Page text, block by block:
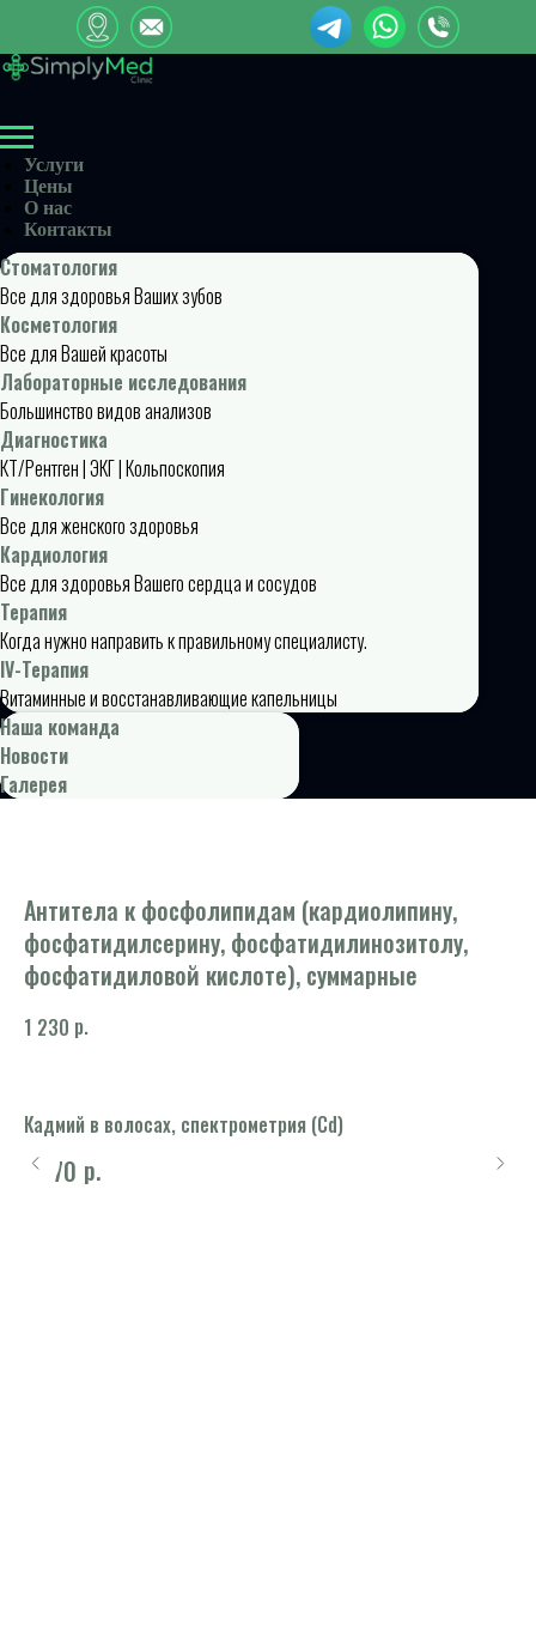
Услуги
Цены
О нас
Контакты
Стоматология
Все для здоровья Ваших зубов
Косметология
Все для Вашей красоты
Лабораторные исследования
Большинство видов анализов
Диагностика
КТ/Рентген | ЭКГ | Кольпоскопия
Гинекология
Все для женского здоровья
Кардиология
Все для здоровья Вашего сердца и сосудов
Терапия
Когда нужно направить к правильному специалисту.
IV-Терапия
Витаминные и восстанавливающие капельницы
Наша команда
Новости
Галерея
Антитела к фосфолипидам (кардиолипину,
фосфатидилсерину, фосфатидилинозитолу,
фосфатидиловой кислоте), суммарные
1 230 р.
Кадмий в волосах, спектрометрия (Cd)
1 470 р.